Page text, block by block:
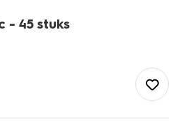
- 45 stuks